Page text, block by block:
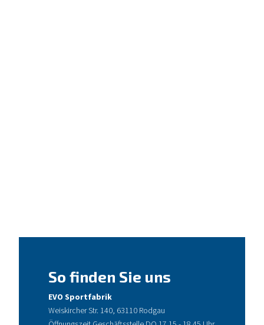
So finden Sie uns
EVO Sportfabrik
Weiskircher Str. 140, 63110 Rodgau